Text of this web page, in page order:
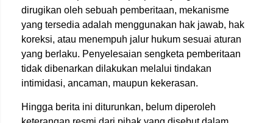
dirugikan oleh sebuah pemberitaan, mekanisme
yang tersedia adalah menggunakan hak jawab, hak
koreksi, atau menempuh jalur hukum sesuai aturan
yang berlaku. Penyelesaian sengketa pemberitaan
tidak dibenarkan dilakukan melalui tindakan
intimidasi, ancaman, maupun kekerasan.
Hingga berita ini diturunkan, belum diperoleh